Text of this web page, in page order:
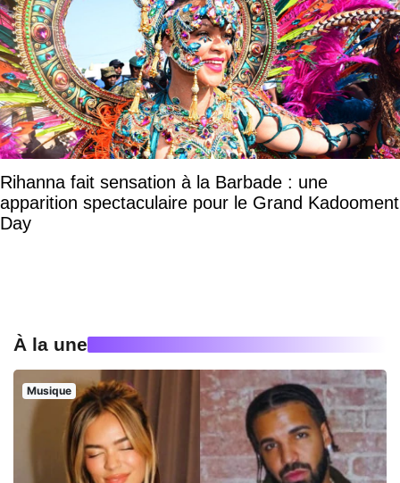
Rihanna fait sensation à la Barbade : une
apparition spectaculaire pour le Grand Kadooment
Day
À la une
Musique